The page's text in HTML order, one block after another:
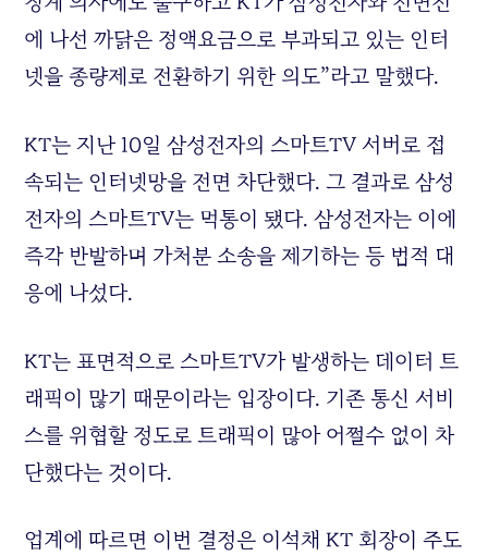
에 나선 까닭은 정액요금으로 부과되고 있는 인터
넷을 종량제로 전환하기 위한 의도”라고 말했다.
KT는 지난 10일 삼성전자의 스마트TV 서버로 접
속되는 인터넷망을 전면 차단했다. 그 결과로 삼성
전자의 스마트TV는 먹통이 됐다. 삼성전자는 이에
즉각 반발하며 가처분 소송을 제기하는 등 법적 대
응에 나섰다.
KT는 표면적으로 스마트TV가 발생하는 데이터 트
래픽이 많기 때문이라는 입장이다. 기존 통신 서비
스를 위협할 정도로 트래픽이 많아 어쩔수 없이 차
단했다는 것이다.
업계에 따르면 이번 결정은 이석채 KT 회장이 주도